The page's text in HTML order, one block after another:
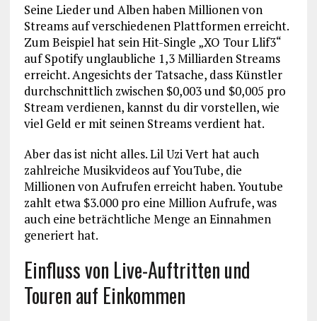
Seine Lieder und Alben haben Millionen von
Streams auf verschiedenen Plattformen erreicht.
Zum Beispiel hat sein Hit-Single „XO Tour Llif3“
auf Spotify unglaubliche 1,3 Milliarden Streams
erreicht. Angesichts der Tatsache, dass Künstler
durchschnittlich zwischen $0,003 und $0,005 pro
Stream verdienen, kannst du dir vorstellen, wie
viel Geld er mit seinen Streams verdient hat.
Aber das ist nicht alles. Lil Uzi Vert hat auch
zahlreiche Musikvideos auf YouTube, die
Millionen von Aufrufen erreicht haben. Youtube
zahlt etwa $3.000 pro eine Million Aufrufe, was
auch eine beträchtliche Menge an Einnahmen
generiert hat.
Einfluss von Live-Auftritten und
Touren auf Einkommen